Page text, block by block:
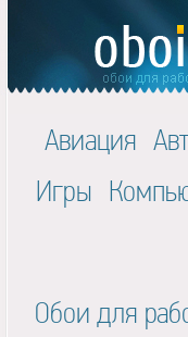
Авиация
Игры
Обои для